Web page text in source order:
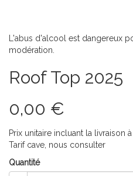
L'abus d'alcool est dangereux
modération.
Roof Top 2025
0,00 €
Prix unitaire incluant la livraison
Tarif cave, nous consulter
Quantité